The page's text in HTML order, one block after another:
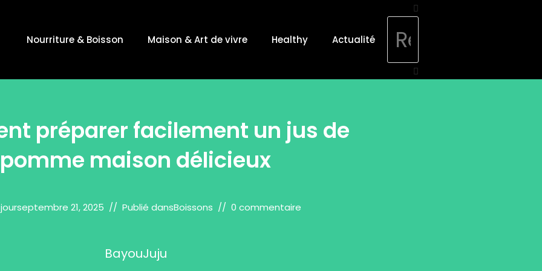
Nourriture & Boisson Maison & Art de vivre Healthy Actualité
préparer facilement un jus de
pomme maison délicieux
septembre 21, 2025 Publié dansBoissons 0 commentaire
BayouJuju